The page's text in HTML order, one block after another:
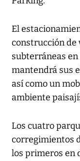
El
construcción de
subterráneas
mantendrá sus
así como un
ambiente
Los cuatro
corregimientos
los primeros en